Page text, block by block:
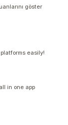
göster
easily!
in one app